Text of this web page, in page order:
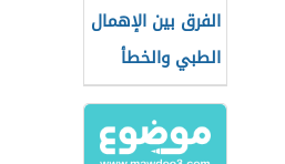
الفرق بين الإهمال
الطبي والخطأ
الطبي